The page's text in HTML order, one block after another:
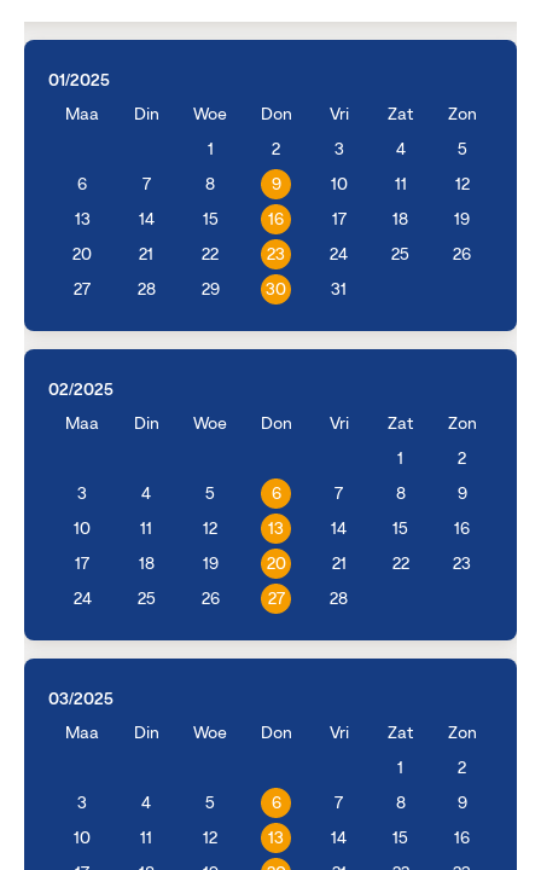
01/2025
Maa
Din Woe Don Vri Zat Zon
1 2 3 4 5
6 7 8 9 10 11 12
13 14 15 16 17 18 19
20 21 22 23 24 25 26
27 28 29 30 31
02/2025
Maa
Din Woe Don Vri Zat Zon
1 2
3 4 5 6 7 8 9
10 11 12 13 14 15 16
17 18 19 20 21 22 23
24 25 26 27 28
03/2025
Maa
Din Woe Don Vri Zat Zon
1 2
3 4 5 6 7 8 9
10 11 12 13 14 15 16